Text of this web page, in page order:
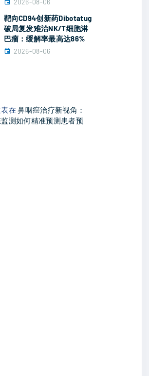
靶向CD94创新药Dibotatug
破局复发难治NK/T细胞淋
巴瘤：缓解率最高达86%
2026-08-06
在 鼻咽癌治疗新视角：
监测如何精准预测患者预